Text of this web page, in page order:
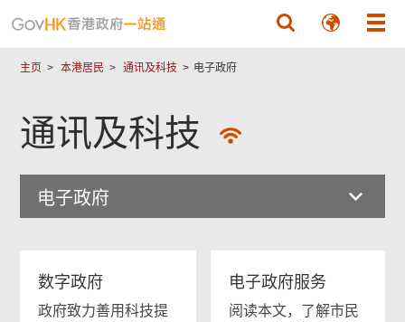
主页 本港居民 通讯及科技 电子政府
通讯及科技
电子政府
数字政府
政府致力善用科技提
电子政府服务
阅读本文，了解市民